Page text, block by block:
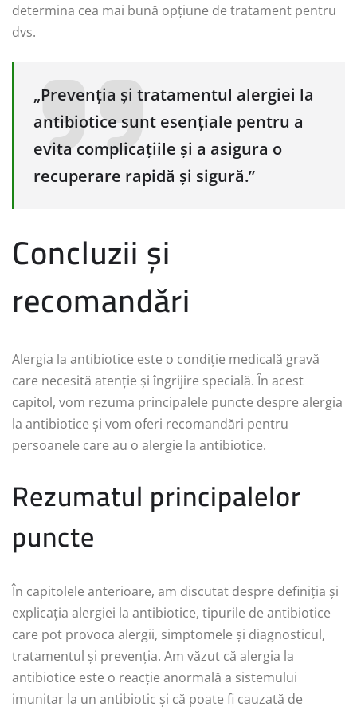
determina cea mai bună opțiune de tratament pentru
dvs.
„Prevenția și tratamentul alergiei la
antibiotice sunt esențiale pentru a
evita complicațiile și a asigura o
recuperare rapidă și sigură.”
Concluzii și
recomandări
Alergia la antibiotice este o condiție medicală gravă
care necesită atenție și îngrijire specială. În acest
capitol, vom rezuma principalele puncte despre alergia
la antibiotice și vom oferi recomandări pentru
persoanele care au o alergie la antibiotice.
Rezumatul principalelor
puncte
În capitolele anterioare, am discutat despre definiția și
explicația alergiei la antibiotice, tipurile de antibiotice
care pot provoca alergii, simptomele și diagnosticul,
tratamentul și prevenția. Am văzut că alergia la
antibiotice este o reacție anormală a sistemului
imunitar la un antibiotic și că poate fi cauzată de